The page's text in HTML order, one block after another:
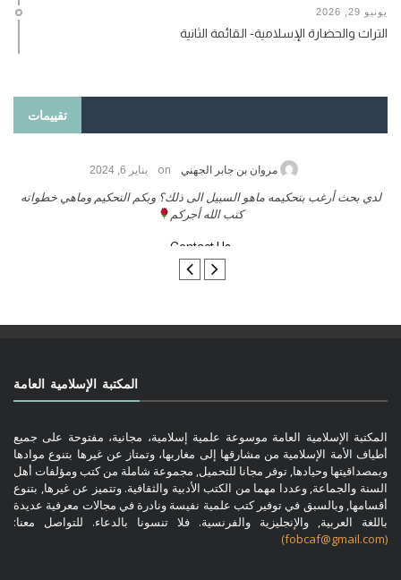
يونيو 29, 2026
التراث والحضارة الإسلامية- القائمة الثانية
تقييمات
حامد الزريقي on يناير 25, 2026
السلام عليكم ورحمة الله وبركاتة أرغب بنشر كتابي معكم
المكتبة الإسلامية العامة
المكتبة الإسلامية العامة موسوعة علمية إسلامية، مجانية، مفتوحة على جميع
أطياف الأمة الإسلامية من مشارقها إلى مغاربها، وتمتاز عن غيرها بتنوع موادها
وبمصداقيتها وحيادها, توفر مجانا للتحميل, مجموعة شاملة من كتب ومؤلفات أهل
السنة والجماعة, وعددا مهما من الكتب الأدبية والثقافية. وتتميز عن غيرها, بتنوع
أقسامها, وبالسبق في توفير كتب علمية نفيسة ونادرة في مجالات معرفية عديدة
باللغة العربية, والإنجليزية والفرنسية. فلا تنسونا بالدعاء. للتواصل معنا:
(fobcaf@gmail.com)